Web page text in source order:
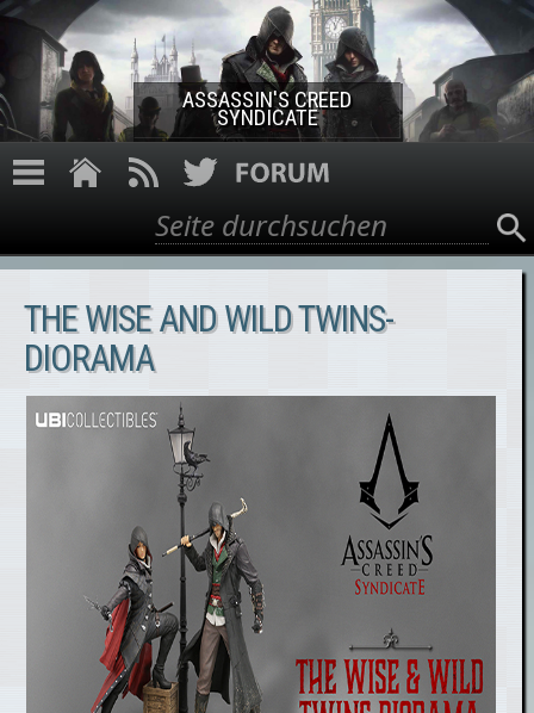
Direkt zum Inhalt
ASSASSIN'S CREED
SYNDICATE
Suchformular
Suche
THE WISE AND WILD TWINS-
DIORAMA